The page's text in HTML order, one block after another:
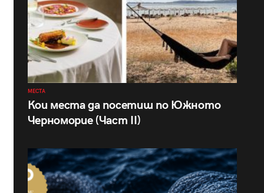
МЕСТА
Кои места да посетиш по Южното
Черноморие (Част II)